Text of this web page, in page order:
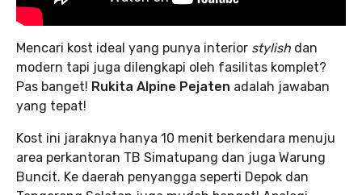
Mencari kost ideal yang punya interior stylish dan
modern tapi juga dilengkapi oleh fasilitas komplet?
Pas banget! Rukita Alpine Pejaten adalah jawaban
yang tepat!
Kost ini jaraknya hanya 10 menit berkendara menuju
area perkantoran TB Simatupang dan juga Warung
Buncit. Ke daerah penyangga seperti Depok dan